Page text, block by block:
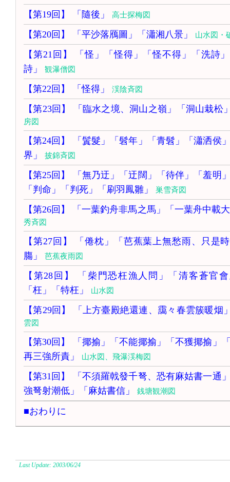
【第19回】 「隨後」 高士探梅図
【第20回】 「平沙落鴈圖」「瀟湘八景」 山水図・
【第21回】 「怪」「怪得」「怪不得」「洗詩
詩」
観瀑僧図
【第22回】 「怪得」 渓陰斉図
【第23回】 「臨水之境、洞山之嶺」「洞山栽松
房図
【第24回】 「鬒髮」「髫年」「青髫」「瀟洒侯
界」
披錦斉図
【第25回】 「無乃迂」「迂闊」「待伴」「羞明
「判命」「判死」「刷羽鳳雛」
巣雪斉図
【第26回】 「一葉釣舟非馬之馬」「一葉舟中載
秀斉図
【第27回】 「倦枕」「芭蕉葉上無愁雨、只是
膓」
芭蕉夜雨図
【第28回】 「柴門恐枉漁人問」「清客蒼官
「枉」「特枉」
山水図
【第29回】 「上方臺殿絶還連、靄々春雲簇暖烟
雲図
【第30回】 「揶揄」「不能揶揄」「不獲揶揄」
再三強所責」
山水図、飛瀑渓梅図
【第31回】 「不須羅戟發千弩、恐有麻姑書一通
強弩射潮低」「麻姑書信」
銭塘観潮図
■おわりに
Last Update: 2003/06/24